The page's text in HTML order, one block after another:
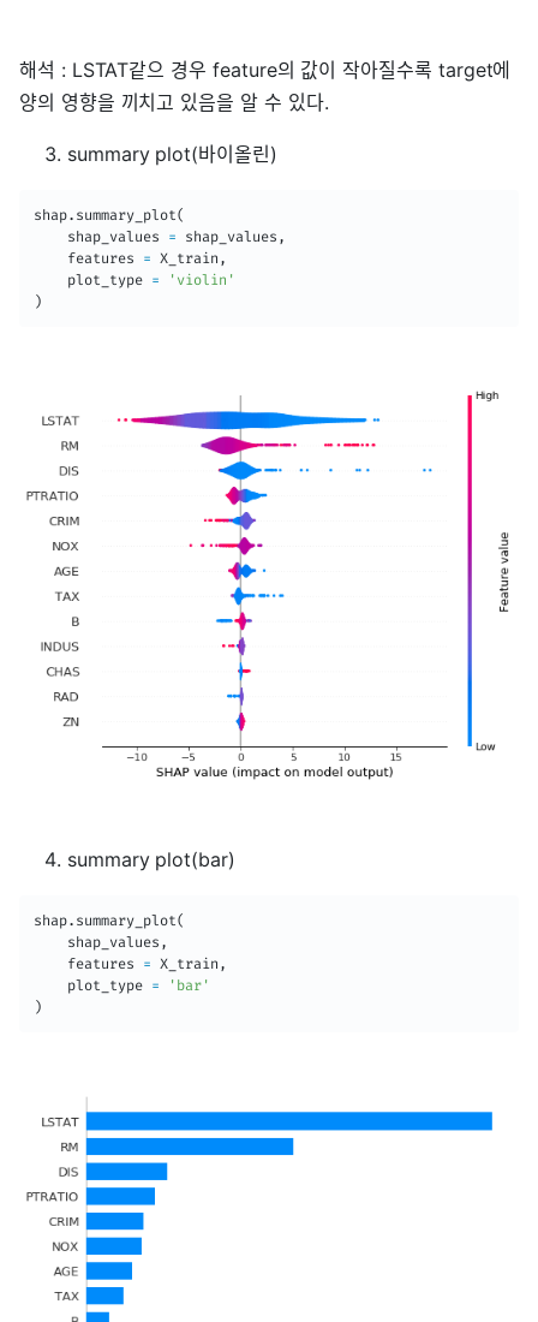
해석 : LSTAT같으 경우 feature의 값이 작아질수록 target에
양의 영향을 끼치고 있음을 알 수 있다.
summary plot(바이올린)
shap. summary_plot(
    shap_values
= shap_values ,
    features
= X_train ,
    plot_type
=
'violin'
)
summary plot(bar)
shap. summary_plot(
    shap_values
,
    features
= X_train ,
    plot_type
=
'bar'
)